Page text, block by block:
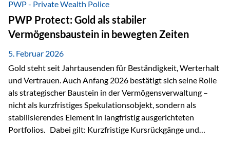
PWP - Private Wealth Police
PWP Protect: Gold als stabiler
Vermögensbaustein in bewegten Zeiten
5. Februar 2026
Gold steht seit Jahrtausenden für Beständigkeit, Werterhalt
und Vertrauen. Auch Anfang 2026 bestätigt sich seine Rolle
als strategischer Baustein in der Vermögensverwaltung –
nicht als kurzfristiges Spekulationsobjekt, sondern als
stabilisierendes Element in langfristig ausgerichteten
Portfolios. Dabei gilt: Kurzfristige Kursrückgänge und